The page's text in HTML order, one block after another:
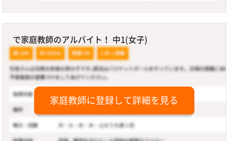
で家庭教師のアルバイト！ 中1(女子)
家庭教師に登録して詳細を見る